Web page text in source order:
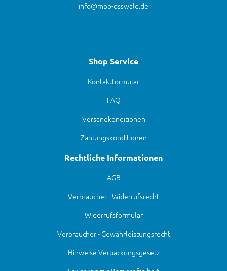
info@mbo-osswald.de
Shop Service
Kontaktformular
FAQ
Versandkonditionen
Zahlungskonditionen
Rechtliche Informationen
AGB
Verbraucher - Widerrufsrecht
Widerrufsformular
Verbraucher - Gewährleistungsrecht
Hinweise Verpackungsgesetz